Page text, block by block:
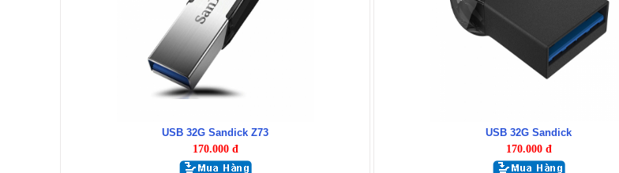
USB 32G Sandick Z73
170.000 đ
USB 32G Sandick
170.000 đ